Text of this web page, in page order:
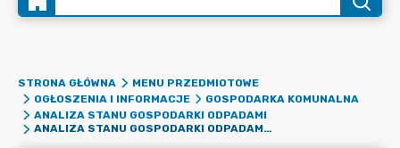
STRONA GŁÓWNA
MENU PRZEDMIOTOWE
OGŁOSZENIA I INFORMACJE
GOSPODARKA KOMUNALNA
ANALIZA STANU GOSPODARKI ODPADAMI
ANALIZA STANU GOSPODARKI ODPADAMI ZA 2023 R.